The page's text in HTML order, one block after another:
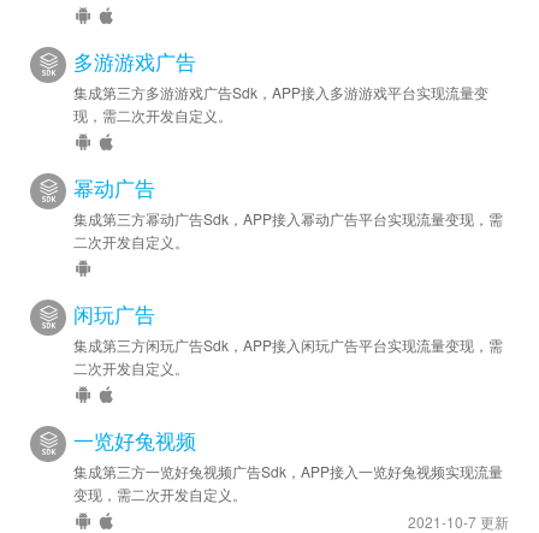
多游游戏广告
集成第三方多游游戏广告Sdk，APP接入多游游戏平台实现流量变
现，需二次开发自定义。
幂动广告
集成第三方幂动广告Sdk，APP接入幂动广告平台实现流量变现，需
二次开发自定义。
闲玩广告
集成第三方闲玩广告Sdk，APP接入闲玩广告平台实现流量变现，需
二次开发自定义。
一览好兔视频
集成第三方一览好兔视频广告Sdk，APP接入一览好兔视频实现流量
变现，需二次开发自定义。
2021-10-7 更新